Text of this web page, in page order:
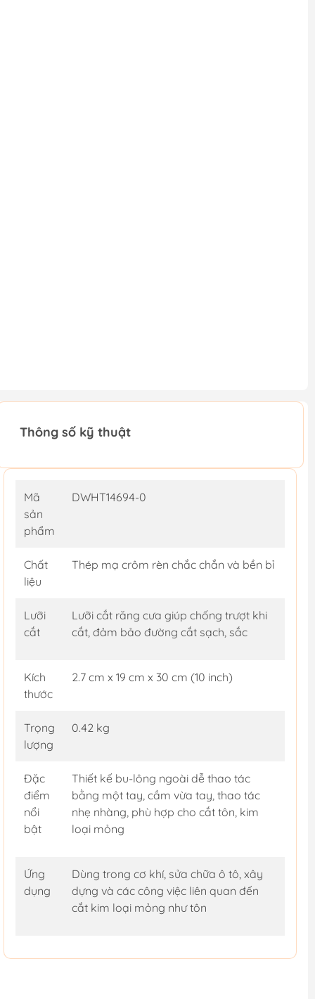
Thông số kỹ thuật
Mã
sản
phẩm
DWHT14694-0
Chất
liệu
Thép mạ crôm rèn chắc chắn và bền bỉ
Lưỡi
cắt
Lưỡi cắt răng cưa giúp chống trượt khi
cắt, đảm bảo đường cắt sạch, sắc
Kích
thước
2.7 cm x 19 cm x 30 cm (10 inch)
Trọng
lượng
0.42 kg
Đặc
điểm
nổi
bật
Thiết kế bu-lông ngoài dễ thao tác
bằng một tay, cầm vừa tay, thao tác
nhẹ nhàng, phù hợp cho cắt tôn, kim
loại mỏng
Ứng
dụng
Dùng trong cơ khí, sửa chữa ô tô, xây
dựng và các công việc liên quan đến
cắt kim loại mỏng như tôn